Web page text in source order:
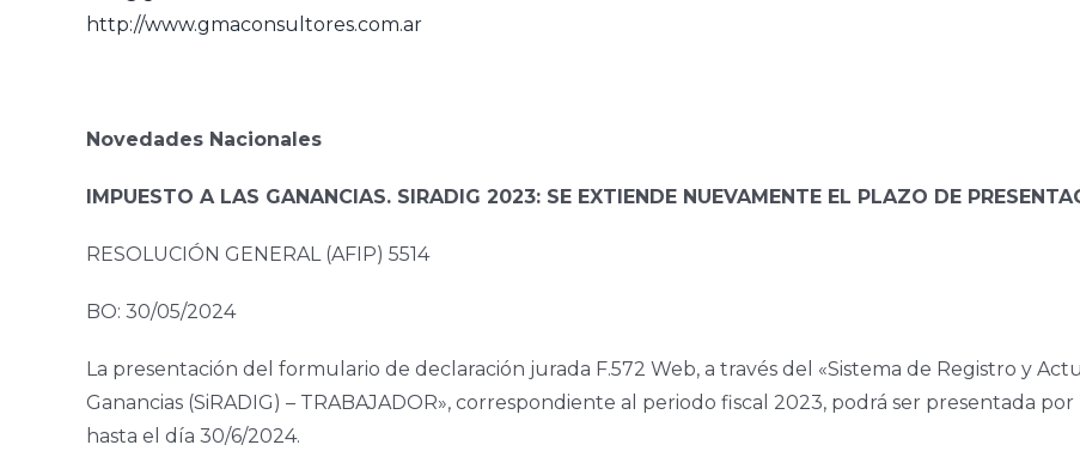
http://www.gmaconsultores.com.ar
Novedades Nacionales
IMPUESTO A LAS GANANCIAS. SIRADIG 2023: SE EXTIENDE NUEVAMENTE EL PLAZO DE
RESOLUCIÓN GENERAL (AFIP) 5514
BO: 30/05/2024
La presentación del formulario de declaración jurada F.572 Web, a través del «Sistema de Registro y
Ganancias (SiRADIG) – TRABAJADOR», correspondiente al periodo fiscal 2023, podrá ser presentada
hasta el día 30/6/2024.